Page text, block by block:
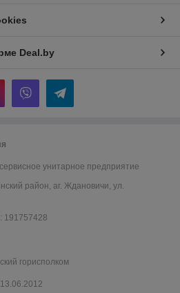
Deal.by
унитарное предприятие
район, аг. Ждановичи, ул.
191757428
горисполком